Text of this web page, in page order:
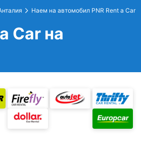
Наем на автомобил PNR Rent a Car
Car на